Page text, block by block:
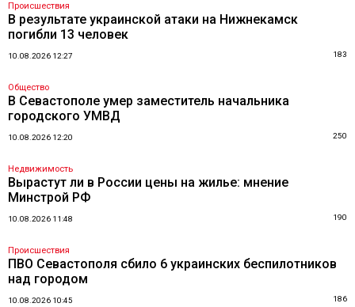
Происшествия
В результате украинской атаки на Нижнекамск
погибли 13 человек
10.08.2026 12:27 183
Общество
В Севастополе умер заместитель начальника
городского УМВД
10.08.2026 12:20 250
Недвижимость
Вырастут ли в России цены на жилье: мнение
Минстрой РФ
10.08.2026 11:48 190
Происшествия
ПВО Севастополя сбило 6 украинских беспилотников
над городом
10.08.2026 10:45 186